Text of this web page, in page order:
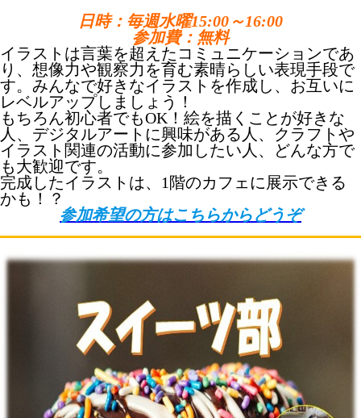
日時：毎週水曜15:00～16:00
参加費：無料
イラストは言葉を超えたコミュニケーションであ
り、想像力や観察力を育む素晴らしい表現手段で
す。みんなで好きなイラストを作成し、お互いに
レベルアップしましょう！
もちろん初心者でもOK！絵を描くことが好きな
人、デジタルアートに興味がある人、クラフトや
イラスト関連の活動に参加したい人、どんな方で
も大歓迎です。
完成したイラストは、1階のカフェに展示できる
かも！？
参加希望の方はこちらからどうぞ